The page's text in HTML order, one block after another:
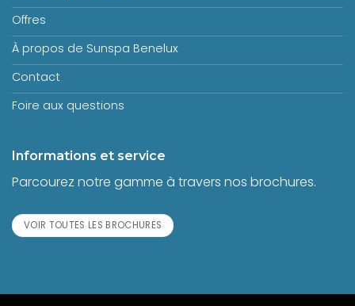
Offres
À propos de Sunspa Benelux
Contact
Foire aux questions
Informations et service
Parcourez notre gamme à travers nos brochures.
VOIR TOUTES LES BROCHURES